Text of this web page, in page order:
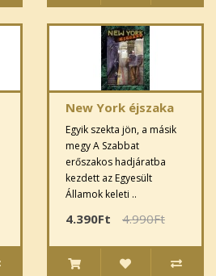
New York éjszaka
Egyik szekta jön, a másik
megy A Szabbat
erőszakos hadjáratba
kezdett az Egyesült
Államok keleti ..
4.390Ft 4.990Ft